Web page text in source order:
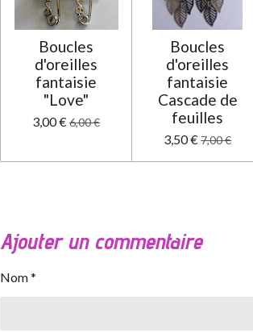
Boucles
d'oreilles
fantaisie
"Love"
3,00 €6,00 €
Boucles
d'oreilles
fantaisie
Cascade de
feuilles
3,50 €7,00 €
Ajouter un commentaire
Nom *